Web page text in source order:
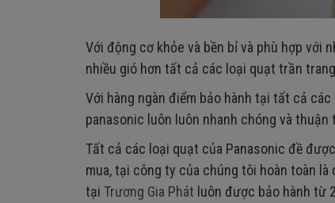
Với động cơ khỏe và bền bỉ và phù hợp với
nhiều gió hơn tất cả các loại quạt trần
Với hàng ngàn điểm bảo hành tại tất cả
panasonic luôn luôn nhanh chóng và
Tất cả các loại quạt của Panasonic đề
mua, tại công ty của chúng tôi hoàn toàn
tại Trương Gia Phát luôn được bảo hành từ